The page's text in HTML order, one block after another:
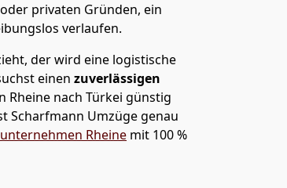
privaten Gründen, ein
verlaufen.
der wird eine logistische
einen zuverlässigen
Rheine nach Türkei günstig
Scharfmann Umzügegenau
Rheine mit 100 %